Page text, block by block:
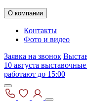
О компании
Контакты
Фото и видео
Заявка на звонок
10 августа
работают до 15:00